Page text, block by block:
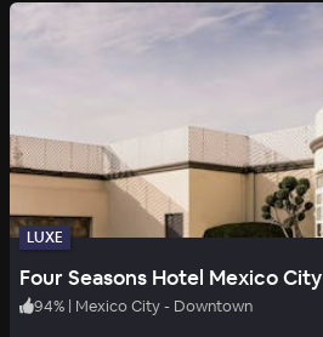
LUXE
Four Seasons Hotel Mexico City
94% | Mexico City - Downtown